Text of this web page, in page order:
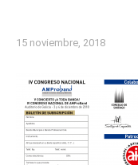
15 noviembre, 2018